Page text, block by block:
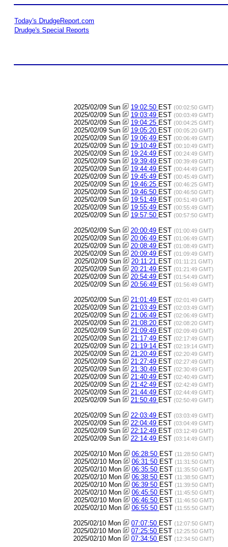
Today's DrudgeReport.com
Drudge's Special Reports
2025/02/09 Sun 19:02:50 EST (00:02:50 GMT)
2025/02/09 Sun 19:03:49 EST (00:03:49 GMT)
2025/02/09 Sun 19:04:25 EST (00:04:25 GMT)
2025/02/09 Sun 19:05:20 EST (00:05:20 GMT)
2025/02/09 Sun 19:06:49 EST (00:06:49 GMT)
2025/02/09 Sun 19:10:49 EST (00:10:49 GMT)
2025/02/09 Sun 19:24:49 EST (00:24:49 GMT)
2025/02/09 Sun 19:39:49 EST (00:39:49 GMT)
2025/02/09 Sun 19:44:49 EST (00:44:49 GMT)
2025/02/09 Sun 19:45:49 EST (00:45:49 GMT)
2025/02/09 Sun 19:46:25 EST (00:46:25 GMT)
2025/02/09 Sun 19:46:50 EST (00:46:50 GMT)
2025/02/09 Sun 19:51:49 EST (00:51:49 GMT)
2025/02/09 Sun 19:55:49 EST (00:55:49 GMT)
2025/02/09 Sun 19:57:50 EST (00:57:50 GMT)
2025/02/09 Sun 20:00:49 EST (01:00:49 GMT)
2025/02/09 Sun 20:06:49 EST (01:06:49 GMT)
2025/02/09 Sun 20:08:49 EST (01:08:49 GMT)
2025/02/09 Sun 20:09:49 EST (01:09:49 GMT)
2025/02/09 Sun 20:11:21 EST (01:11:21 GMT)
2025/02/09 Sun 20:21:49 EST (01:21:49 GMT)
2025/02/09 Sun 20:54:49 EST (01:54:49 GMT)
2025/02/09 Sun 20:56:49 EST (01:56:49 GMT)
2025/02/09 Sun 21:01:49 EST (02:01:49 GMT)
2025/02/09 Sun 21:03:49 EST (02:03:49 GMT)
2025/02/09 Sun 21:06:49 EST (02:06:49 GMT)
2025/02/09 Sun 21:08:20 EST (02:08:20 GMT)
2025/02/09 Sun 21:09:49 EST (02:09:49 GMT)
2025/02/09 Sun 21:17:49 EST (02:17:49 GMT)
2025/02/09 Sun 21:19:14 EST (02:19:14 GMT)
2025/02/09 Sun 21:20:49 EST (02:20:49 GMT)
2025/02/09 Sun 21:27:49 EST (02:27:49 GMT)
2025/02/09 Sun 21:30:49 EST (02:30:49 GMT)
2025/02/09 Sun 21:40:49 EST (02:40:49 GMT)
2025/02/09 Sun 21:42:49 EST (02:42:49 GMT)
2025/02/09 Sun 21:44:49 EST (02:44:49 GMT)
2025/02/09 Sun 21:50:49 EST (02:50:49 GMT)
2025/02/09 Sun 22:03:49 EST (03:03:49 GMT)
2025/02/09 Sun 22:04:49 EST (03:04:49 GMT)
2025/02/09 Sun 22:12:49 EST (03:12:49 GMT)
2025/02/09 Sun 22:14:49 EST (03:14:49 GMT)
2025/02/10 Mon 06:28:50 EST (11:28:50 GMT)
2025/02/10 Mon 06:31:50 EST (11:31:50 GMT)
2025/02/10 Mon 06:35:50 EST (11:35:50 GMT)
2025/02/10 Mon 06:38:50 EST (11:38:50 GMT)
2025/02/10 Mon 06:39:50 EST (11:39:50 GMT)
2025/02/10 Mon 06:45:50 EST (11:45:50 GMT)
2025/02/10 Mon 06:46:50 EST (11:46:50 GMT)
2025/02/10 Mon 06:55:50 EST (11:55:50 GMT)
2025/02/10 Mon 07:07:50 EST (12:07:50 GMT)
2025/02/10 Mon 07:25:50 EST (12:25:50 GMT)
2025/02/10 Mon 07:34:50 EST (12:34:50 GMT)